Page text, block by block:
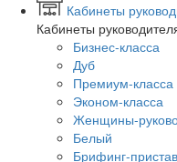
Кабинеты
Кабинеты
Бизнес-класса
Дуб
Премиум-класса
Эконом-класса
Женщины-
Белый
Брифинг-